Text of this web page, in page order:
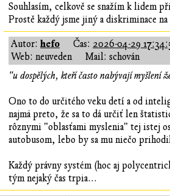
Souhlasím, celkově se snažím k lidem
Prostě každý jsme jiný a diskriminace na
Autor:hefo Čas: 2026-04-29
Web: neuveden
Mail: schován
"u dospělých, kteří často nabývají myšlení
Ono to do určitého veku detí a od
najmä preto, že sa to dá určiť len
rôznymi "oblasťami myslenia" tej istej
autobusom, lebo by sa mu niečo
Každý právny systém (hoc aj
tým nejaký čas trpia...